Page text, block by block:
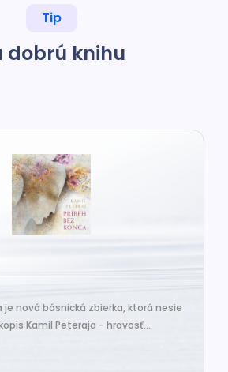
Tip
dobrú knihu
je nová básnická zbierka, ktorá nesie
Kamil Peteraja - hravosť...